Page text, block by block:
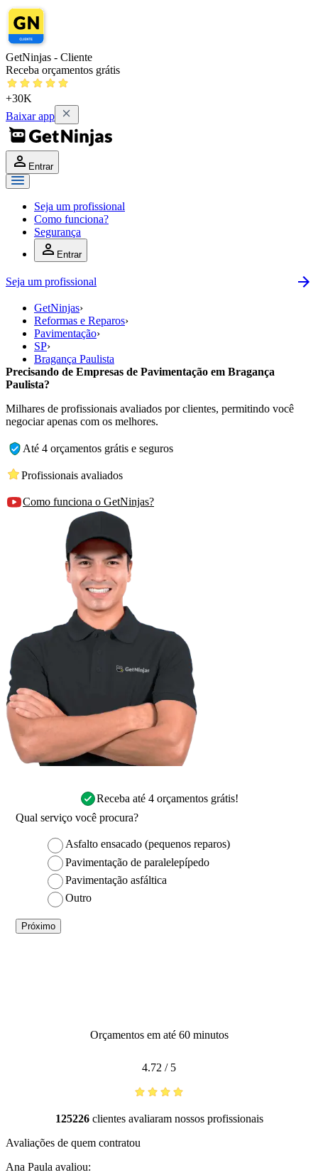
GetNinjas - Cliente
Receba orçamentos grátis
+30K
Baixar app
Entrar
Seja um profissional
Como funciona?
Segurança
Entrar
Seja um profissional
GetNinjas›
Reformas e Reparos›
Pavimentação›
SP›
Bragança Paulista
Precisando de Empresas de Pavimentação em Bragança
Paulista?
Milhares de profissionais avaliados por clientes, permitindo você
negociar apenas com os melhores.
Até 4 orçamentos grátis e seguros
Profissionais avaliados
Como funciona o GetNinjas?
Receba até 4 orçamentos grátis!
Qual serviço você procura?
Asfalto ensacado (pequenos reparos)
Pavimentação de paralelepípedo
Pavimentação asfáltica
Outro
Próximo
Orçamentos em até 60 minutos
4.72 / 5
125226clientes avaliaram nossos profissionais
Avaliações de quem contratou
Ana Paula avaliou: